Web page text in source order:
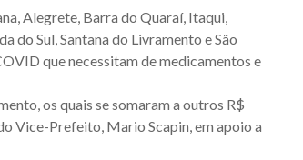
Alegrete, Barra do Quaraí, Itaqui,
do Sul, Santana do Livramento e São
que necessitam de medicamentos e
os quais se somaram a outros R$
Vice-Prefeito, Mario Scapin, em apoio a